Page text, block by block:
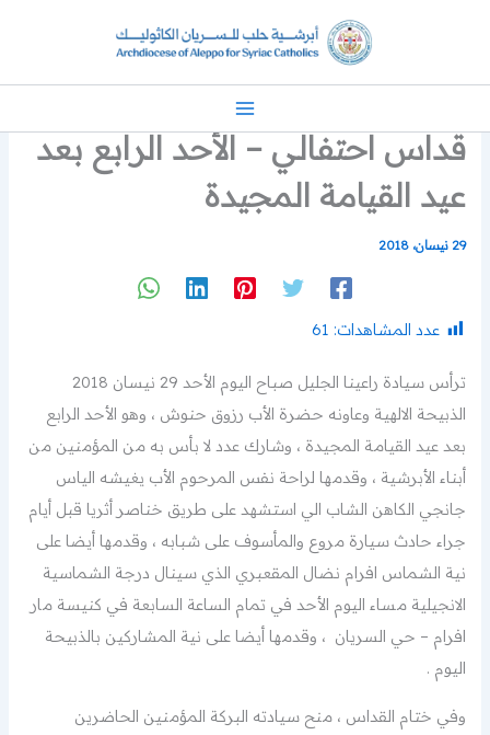
قداس احتفالي – الأحد الرابع بعد
عيد القيامة المجيدة
29 نيسان، 2018
عدد المشاهدات: 61
ترأس سيادة راعينا الجليل صباح اليوم الأحد 29 نيسان 2018
الذبيحة الالهية وعاونه حضرة الأب رزوق حنوش ، وهو الأحد الرابع
بعد عيد القيامة المجيدة ، وشارك عدد لا بأس به من المؤمنين من
أبناء الأبرشية ، وقدمها لراحة نفس المرحوم الأب يغيشه الياس
جانجي الكاهن الشاب الي استشهد على طريق خناصر أثريا قبل أيام
جراء حادث سيارة مروع والمأسوف على شبابه ، وقدمها أيضا على
نية الشماس افرام نضال المقعبري الذي سينال درجة الشماسية
الانجيلية مساء اليوم الأحد في تمام الساعة السابعة في كنيسة مار
افرام – حي السريان ، وقدمها أيضا على نية المشاركين بالذبيحة
اليوم .
وفي ختام القداس ، منح سيادته البركة المؤمنين الحاضرين